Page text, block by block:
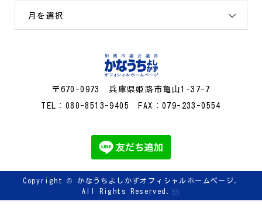
月を選択
〒670-0973 兵庫県姫路市亀山1-37-7
TEL：080-8513-9405 FAX：079-233-0554
Copyright ©
かなうちよしかずオフィシャルホームページ.
All Rights Reserved.